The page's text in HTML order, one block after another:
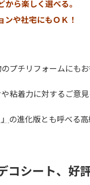
から楽しく選べる。
ンや社宅にもＯＫ！
プチリフォームにもお
粘着力に対するご意
の進化版とも呼べる
コシート、好